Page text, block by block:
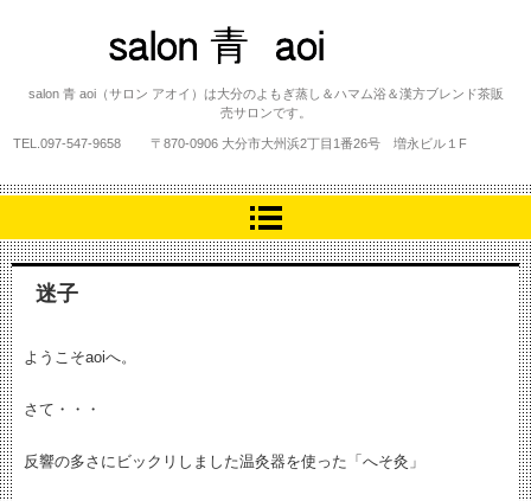
salon 青 aoi
salon 青 aoi（サロン アオイ）は大分のよもぎ蒸し＆ハマム浴＆漢方ブレンド茶販
売サロンです。
TEL. 097-547-9658 〒870-0906 大分市大州浜2丁目1番26号 増永ビル１F
迷子
ようこそaoiへ。
さて・・・
反響の多さにビックリしました温灸器を使った「へそ灸」